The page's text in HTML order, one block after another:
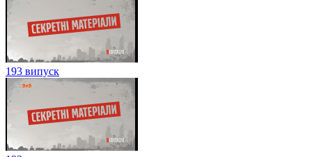
193 випуск